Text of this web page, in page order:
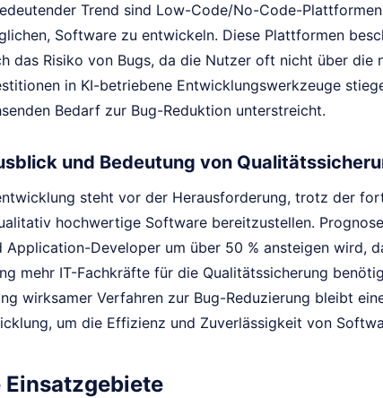
Trend sind Low-Code/No-Code-
Software zu entwickeln. Diese Plattformen
das Risiko von Bugs, da die Nutzer oft nicht über die
in KI-betriebene Entwicklungswerkzeuge
Bedarf zur Bug-Reduktion unterstreicht.
und Bedeutung von
steht vor der Herausforderung, trotz der
hochwertige Software bereitzustellen.
Application-Developer um über 50 % ansteigen wird,
mehr IT-Fachkräfte für die Qualitätssicherung
wirksamer Verfahren zur Bug-Reduzierung bleibt
um die Effizienz und Zuverlässigkeit von
Einsatzgebiete